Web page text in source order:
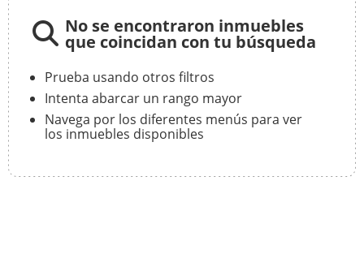
No se encontraron inmuebles
que coincidan con tu búsqueda
Prueba usando otros filtros
Intenta abarcar un rango mayor
Navega por los diferentes menús para ver
los inmuebles disponibles